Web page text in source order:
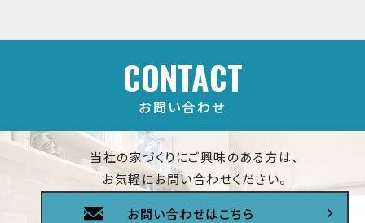
CONTACT
お問い合わせ
当社の家づくりにご興味のある方は、
お気軽にお問い合わせください。
お問い合わせはこちら